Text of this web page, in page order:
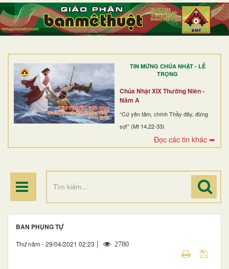
TIN MỪNG CHÚA NHẬT - LỄ
TRỌNG
Chúa Nhật XIX Thường Niên -
Năm A
“Cứ yên tâm, chính Thầy đây, đừng
sợ!” (Mt 14,22-33)
Đọc các tin khác ➥
TRANG NHẤT
GIỚI THIỆU
DÒNG TU
BAN MỤC VỤ
ĐOÀN THỂ CG
ĐIỂM HÀNH HƯƠNG
BAN PHỤNG TỰ
Thứ năm - 29/04/2021 02:23 | 2780